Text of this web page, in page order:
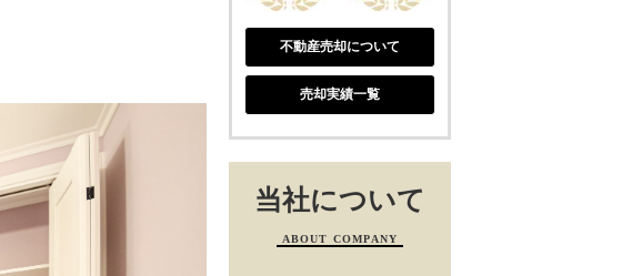
不動産売却について
売却実績一覧
当社について
ABOUT COMPANY